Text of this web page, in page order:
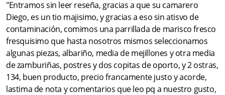
"Entramos sin leer reseña, gracias a que su camarero
Diego, es un tio majisimo, y gracias a eso sin atisvo de
contaminación, comimos una parrillada de marisco fresco
fresquisimo que hasta nosotros mismos seleccionamos
algunas piezas, albariño, media de mejillones y otra media
de zamburiñas, postres y dos copitas de oporto, y 2 ostras,
134, buen producto, precio francamente justo y acorde,
lastima de nota y comentarios que leo pq a nuestro gusto,